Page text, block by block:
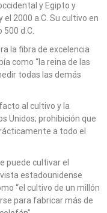
y Egipto y
2000 a.C. Su cultivo en
500 d.C.
la fibra de excelencia
como “la reina de las
todas las demás
al cultivo y la
Unidos; prohibición que
a todo el
puede cultivar el
estadounidense
“el cultivo de un millón
para fabricar más de